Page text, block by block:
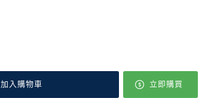
加入購物車 立即購買